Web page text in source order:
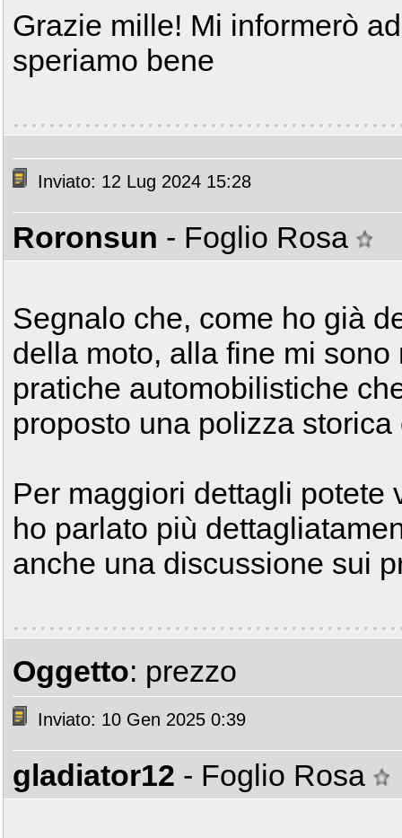
Grazie mille! Mi informerò
speriamo bene
Inviato: 12 Lug 2024 15:28
Roronsun - Foglio Rosa
Segnalo che, come ho già
della moto, alla fine mi
pratiche automobilistiche
proposto una polizza
Per maggiori dettagli potete
ho parlato più
anche una discussione sui
Oggetto: prezzo
Inviato: 10 Gen 2025 0:39
gladiator12 - Foglio Rosa